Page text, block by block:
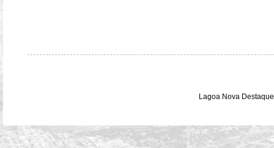
Lagoa Nova